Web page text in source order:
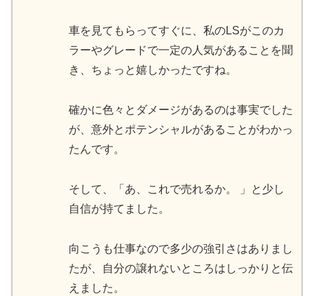
車を見てもらってすぐに、私のLSがこのカ
ラーやグレードで一定の人気があることを聞
き、ちょっと嬉しかったですね。
確かに色々とダメージがあるのは事実でした
が、意外とポテンシャルがあることがわかっ
たんです。
そして、「あ、これで売れるか。 」と少し
自信が持てました。
向こうも仕事なので多少の強引さはありまし
たが、自分の譲れないところはしっかりと伝
えました。